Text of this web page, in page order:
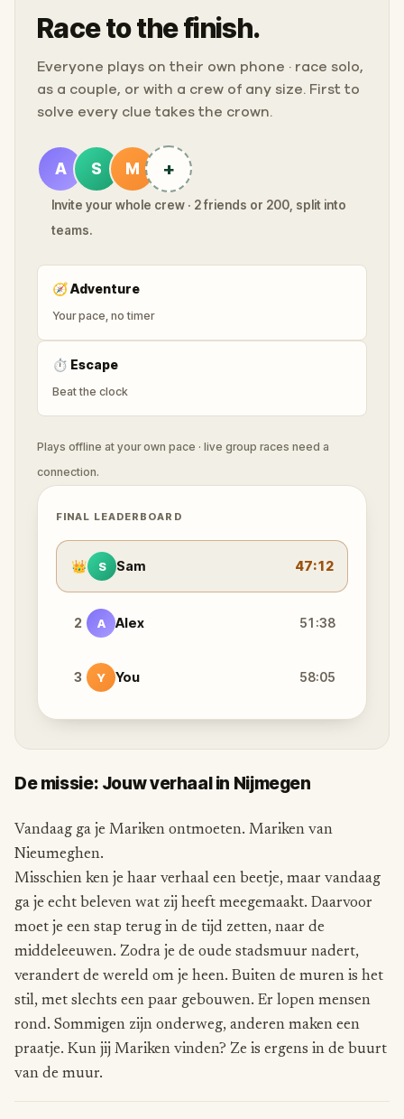
Race to the finish.
Everyone plays on their own phone · race solo,
as a couple, or with a crew of any size. First to
solve every clue takes the crown.
A S M +
Invite your whole crew · 2 friends or 200, split into
teams.
🧭Adventure
Your pace, no timer
⏱ Escape
Beat the clock
Plays offline at your own pace · live group races need a
connection.
FINAL LEADERBOARD
👑 S Sam 47:12
2 A Alex 51:38
3 Y You 58:05
De missie: Jouw verhaal in Nijmegen
Vandaag ga je Mariken ontmoeten. Mariken van
Nieumeghen.
Misschien ken je haar verhaal een beetje, maar vandaag
ga je echt beleven wat zij heeft meegemaakt. Daarvoor
moet je een stap terug in de tijd zetten, naar de
middeleeuwen. Zodra je de oude stadsmuur nadert,
verandert de wereld om je heen. Buiten de muren is het
stil, met slechts een paar gebouwen. Er lopen mensen
rond. Sommigen zijn onderweg, anderen maken een
praatje. Kun jij Mariken vinden? Ze is ergens in de buurt
van de muur.